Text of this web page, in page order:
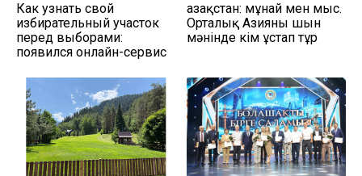
Как узнать свой
избирательный участок
перед выборами:
появился онлайн-сервис
Қазақстан: мұнай мен мыс.
Орталық Азияны шын
мәнінде кім ұстап тұр